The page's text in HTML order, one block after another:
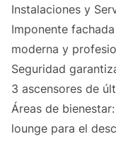
Instalaciones y
Imponente
moderna y
Seguridad
3 ascensores de
Áreas de
lounge para el